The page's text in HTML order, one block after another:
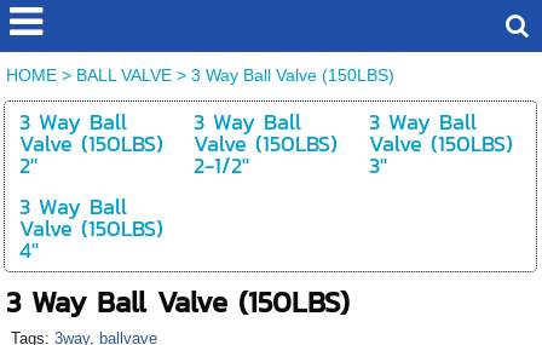
HOME> BALL VALVE> 3 Way Ball Valve (150LBS)
3 Way Ball
Valve (150LBS)
2''
3 Way Ball
Valve (150LBS)
2-1/2''
3 Way Ball
Valve (150LBS)
3''
3 Way Ball
Valve (150LBS)
4''
3 Way Ball Valve (150LBS)
Tags: 3way, ballvave